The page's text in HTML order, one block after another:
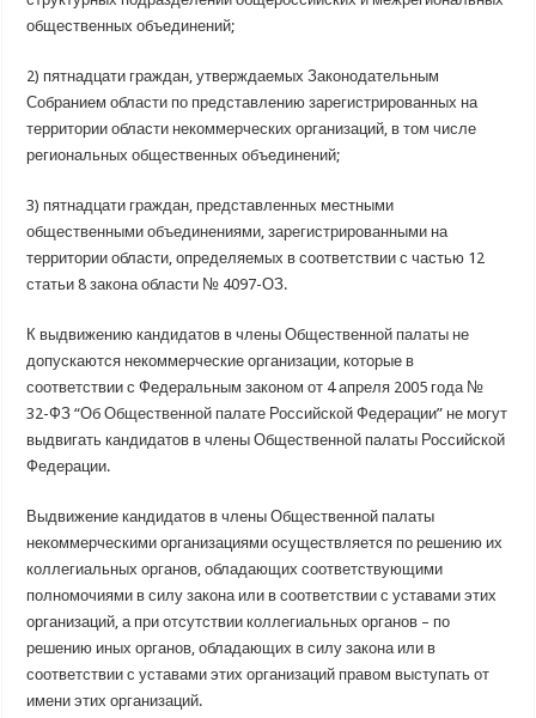
общественных объединений;
2) пятнадцати граждан, утверждаемых Законодательным
Собранием области по представлению зарегистрированных на
территории области некоммерческих организаций, в том числе
региональных общественных объединений;
3) пятнадцати граждан, представленных местными
общественными объединениями, зарегистрированными на
территории области, определяемых в соответствии с частью 12
статьи 8 закона области № 4097-ОЗ.
К выдвижению кандидатов в члены Общественной палаты не
допускаются некоммерческие организации, которые в
соответствии с Федеральным законом от 4 апреля 2005 года №
32-ФЗ “Об Общественной палате Российской Федерации” не могут
выдвигать кандидатов в члены Общественной палаты Российской
Федерации.
Выдвижение кандидатов в члены Общественной палаты
некоммерческими организациями осуществляется по решению их
коллегиальных органов, обладающих соответствующими
полномочиями в силу закона или в соответствии с уставами этих
организаций, а при отсутствии коллегиальных органов – по
решению иных органов, обладающих в силу закона или в
соответствии с уставами этих организаций правом выступать от
имени этих организаций.